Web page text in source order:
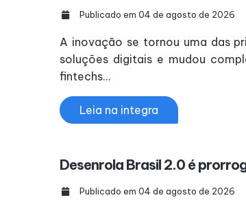
Publicado em 04 de agosto de 2026
A inovação se tornou uma das
soluções digitais e mudou
fintechs...
Leia na integra
Desenrola Brasil 2.0 é
Publicado em 04 de agosto de 2026